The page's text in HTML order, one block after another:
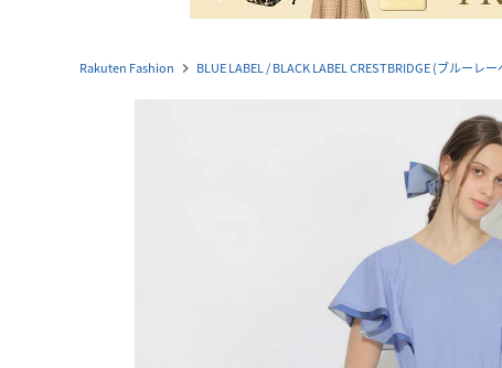
Rakuten Fashion navigate_next BLUE LABEL / BLACK LABEL CRESTBRIDGE (ブルー